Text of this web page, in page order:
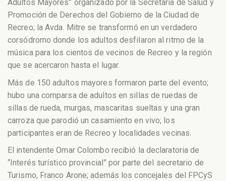
Adultos Mayores” organizado por la Secretaría de Salud y
Promoción de Derechos del Gobierno de la Ciudad de
Recreo; la Avda. Mitre se transformó en un verdadero
corsódromo donde los adultos desfilaron al ritmo de la
música para los cientos de vecinos de Recreo y la región
que se acercaron hasta el lugar.
Más de 150 adultos mayores formaron parte del evento;
hubo una comparsa de adultos en sillas de ruedas de
sillas de rueda, murgas, mascaritas sueltas y una gran
carroza que parodió un casamiento en vivo; los
participantes eran de Recreo y localidades vecinas.
El intendente Omar Colombo recibió la declaratoria de
“Interés turístico provincial” por parte del secretario de
Turismo, Franco Arone; además los concejales del FPCyS